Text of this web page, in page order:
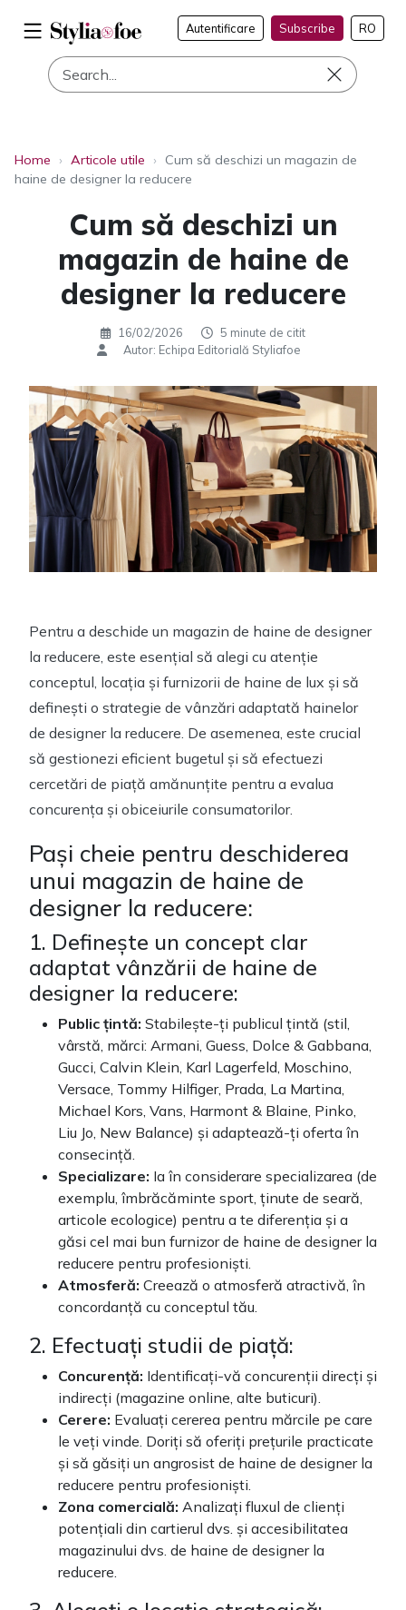
Autentificare Subscribe RO
Home › Articole utile ›
Cum să deschizi un magazin de
haine de designer la reducere
Cum să deschizi un
magazin de haine de
designer la reducere
16/02/2026
5 minute de citit
Autor: Echipa Editorială Styliafoe
Pentru a deschide un magazin de haine de designer
la reducere, este esențial să alegi cu atenție
conceptul, locația și furnizorii de haine de lux și să
definești o strategie de vânzări adaptată hainelor
de designer la reducere. De asemenea, este crucial
să gestionezi eficient bugetul și să efectuezi
cercetări de piață amănunțite pentru a evalua
concurența și obiceiurile consumatorilor.
Pași cheie pentru deschiderea
unui magazin de haine de
designer la reducere:
1. Definește un concept clar
adaptat vânzării de haine de
designer la reducere:
Public țintă: Stabilește-ți publicul țintă (stil,
vârstă, mărci: Armani, Guess, Dolce & Gabbana,
Gucci, Calvin Klein, Karl Lagerfeld, Moschino,
Versace, Tommy Hilfiger, Prada, La Martina,
Michael Kors, Vans, Harmont & Blaine, Pinko,
Liu Jo, New Balance) și adaptează-ți oferta în
consecință.
Specializare: Ia în considerare specializarea (de
exemplu, îmbrăcăminte sport, ținute de seară,
articole ecologice) pentru a te diferenția și a
găsi cel mai bun furnizor de haine de designer la
reducere pentru profesioniști.
Atmosferă: Creează o atmosferă atractivă, în
concordanță cu conceptul tău.
2. Efectuați studii de piață:
Concurență: Identificați-vă concurenții direcți și
indirecți (magazine online, alte buticuri).
Cerere: Evaluați cererea pentru mărcile pe care
le veți vinde. Doriți să oferiți prețurile practicate
și să găsiți un angrosist de haine de designer la
reducere pentru profesioniști.
Zona comercială: Analizați fluxul de clienți
potențiali din cartierul dvs. și accesibilitatea
magazinului dvs. de haine de designer la
reducere.